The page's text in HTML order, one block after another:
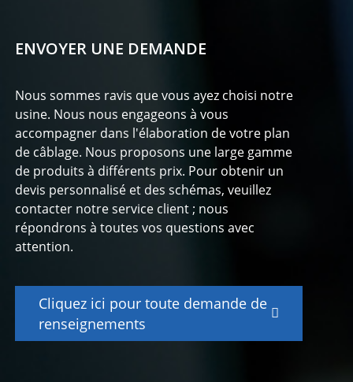
ENVOYER UNE DEMANDE
Nous sommes ravis que vous ayez choisi notre
usine. Nous nous engageons à vous
accompagner dans l'élaboration de votre plan
de câblage. Nous proposons une large gamme
de produits à différents prix. Pour obtenir un
devis personnalisé et des schémas, veuillez
contacter notre service client ; nous
répondrons à toutes vos questions avec
attention.
Cliquez ici pour toute demande de
renseignements